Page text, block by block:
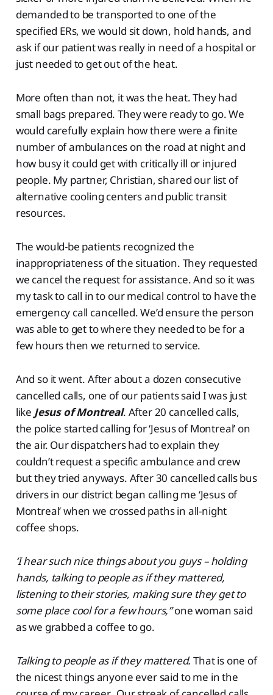
demanded to be transported to one of the
specified ERs, we would sit down, hold hands, and
ask if our patient was really in need of a hospital or
just needed to get out of the heat.
More often than not, it was the heat. They had
small bags prepared. They were ready to go. We
would carefully explain how there were a finite
number of ambulances on the road at night and
how busy it could get with critically ill or injured
people. My partner, Christian, shared our list of
alternative cooling centers and public transit
resources.
The would-be patients recognized the
inappropriateness of the situation. They requested
we cancel the request for assistance. And so it was
my task to call in to our medical control to have the
emergency call cancelled. We’d ensure the person
was able to get to where they needed to be for a
few hours then we returned to service.
And so it went. After about a dozen consecutive
cancelled calls, one of our patients said I was just
like Jesus of Montreal. After 20 cancelled calls,
the police started calling for ‘Jesus of Montreal’ on
the air. Our dispatchers had to explain they
couldn’t request a specific ambulance and crew
but they tried anyways. After 30 cancelled calls bus
drivers in our district began calling me ‘Jesus of
Montreal’ when we crossed paths in all-night
coffee shops.
‘I hear such nice things about you guys – holding
hands, talking to people as if they mattered,
listening to their stories, making sure they get to
some place cool for a few hours,”one woman said
as we grabbed a coffee to go.
Talking to people as if they mattered. That is one of
the nicest things anyone ever said to me in the